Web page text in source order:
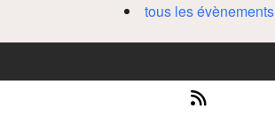
tous les évènements